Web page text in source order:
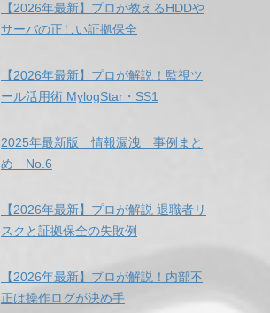
【2026年最新】プロが教えるHDDや
サーバの正しい証拠保全
【2026年最新】プロが解説！監視ツ
ール活用術 MylogStar・SS1
2025年最新版 情報漏洩 事例まと
め No.6
【2026年最新】プロが解説 退職者リ
スクと証拠保全の失敗例
【2026年最新】プロが解説！内部不
正は操作ログが決め手